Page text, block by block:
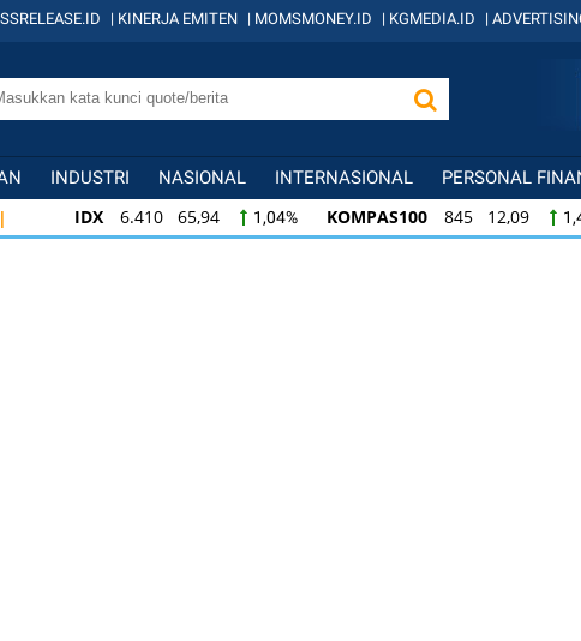
| KINERJA EMITEN | MOMSMONEY.ID | KGMEDIA.ID |
INDUSTRI NASIONAL INTERNASIONAL PERSONAL
IDX 6.410 65,94 1,04% KOMPAS100 845 12,09
KOMPAS100 845 12,09 1,45% LQ45 640 9,44